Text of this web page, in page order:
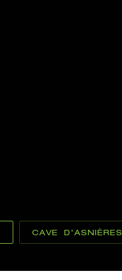
CAVE D'ASNIÈRES